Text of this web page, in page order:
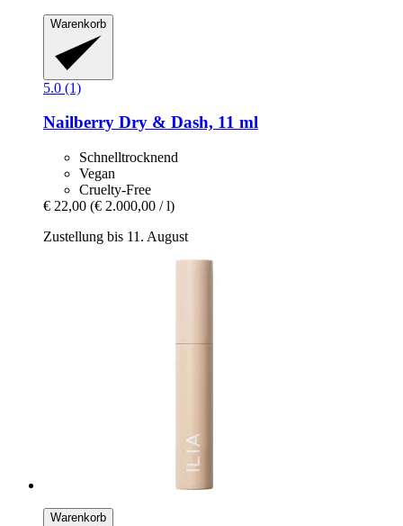
Warenkorb
5.0 (1)
Nailberry Dry & Dash, 11 ml
Schnelltrocknend
Vegan
Cruelty-Free
€ 22,00 (€ 2.000,00 / l)
Zustellung bis 11. August
Warenkorb